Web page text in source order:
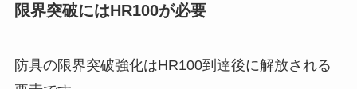
限界突破にはHR100が必要
防具の限界突破強化はHR100到達後に解放される